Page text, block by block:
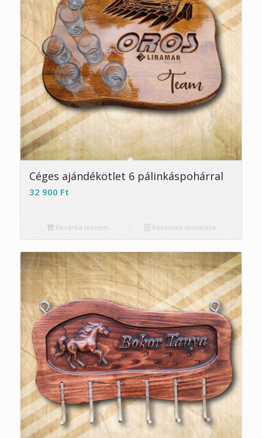
Céges ajándékötlet 6 pálinkáspohárral
32 900 Ft
Kosárba teszem Részletek mutatása